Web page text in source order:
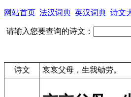
网站首页 法汉词典 英汉词典 诗文
请输入您要查询的诗文：
诗文 哀哀父母，生我劬劳。